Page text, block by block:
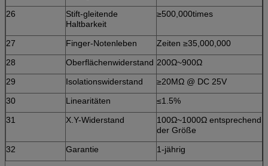
26
Stift-gleitende
Haltbarkeit
≥500,000times
27 Finger-Notenleben
Zeiten ≥35,000,000
28
Oberflächenwiderstand 200Ω~900Ω
29
Isolationswiderstand
≥20MΩ @ DC 25V
30
Linearitäten
≤1.5%
31
X.Y-Widerstand
100Ω~1000Ω entsprechend
der Größe
32
Garantie 1-jährig